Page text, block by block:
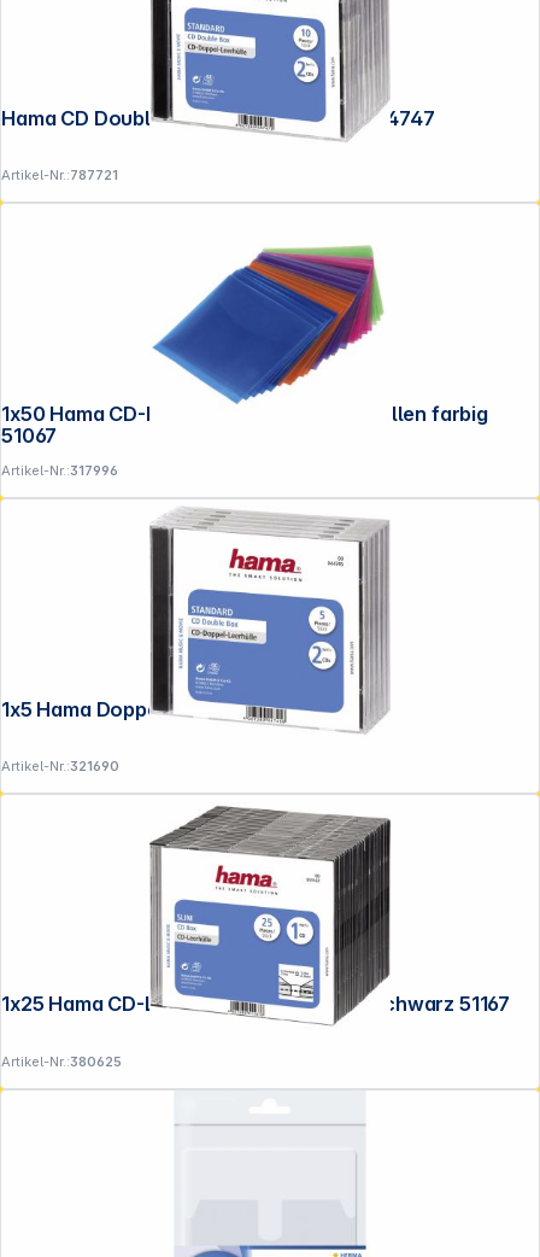
Hama CD Double Box 10er Jewel-Case 44747
Artikel-Nr.:787721
1x50 Hama CD-ROM/DVD-ROM Schutzhüllen farbig
51067
Artikel-Nr.:317996
1x5 Hama Doppel-CD Leerhülle 44745
Artikel-Nr.:321690
1x25 Hama CD-Leerhülle CD-Box- Slim Schwarz 51167
Artikel-Nr.:380625